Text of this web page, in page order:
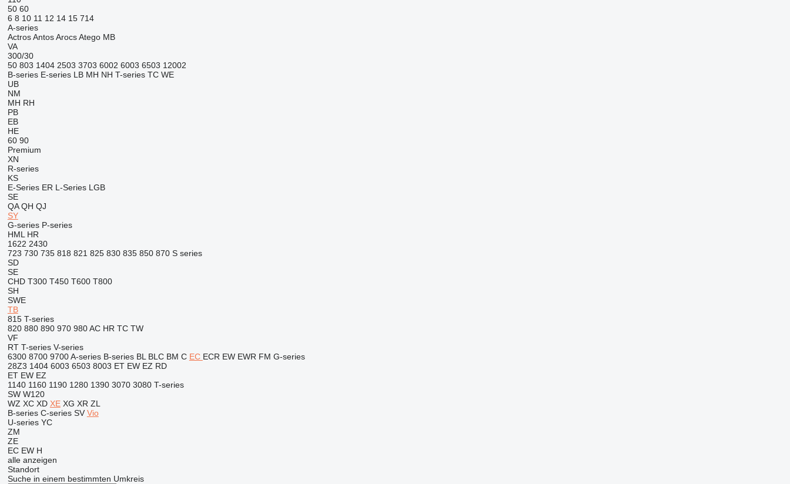
50 60
6 8 10 11 12 14 15 714
A-series
Actros Antos Arocs Atego MB
VA
300/30
50 803 1404 2503 3703 6002 6003 6503 12002
B-series E-series LB MH NH T-series TC WE
UB
NM
MH RH
PB
EB
HE
60 90
Premium
XN
R-series
KS
E-Series ER L-Series LGB
SE
QA QH QJ
SY
G-series P-series
HML HR
1622 2430
723 730 735 818 821 825 830 835 850 870 S series
SD
SE
CHD T300 T450 T600 T800
SH
SWE
TB
815 T-series
820 880 890 970 980 AC HR TC TW
VF
RT T-series V-series
6300 8700 9700 A-series B-series BL BLC BM C EC ECR EW EWR FM G-series
28Z3 1404 6003 6503 8003 ET EW EZ RD
ET EW EZ
1140 1160 1190 1280 1390 3070 3080 T-series
SW W120
WZ XC XD XE XG XR ZL
B-series C-series SV Vio
U-series YC
ZM
ZE
EC EW H
alle anzeigen
Standort
Suche in einem bestimmten Umkreis